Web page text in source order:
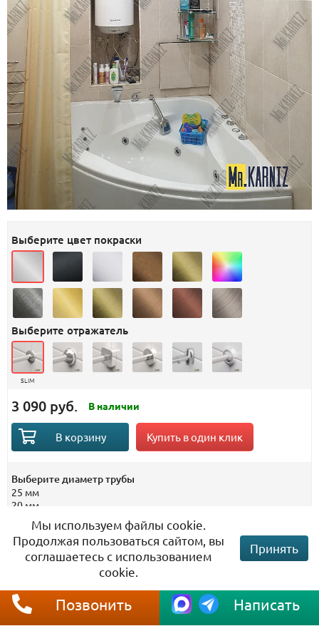
Выберите диаметр трубы
25 мм
20 мм
Гарантия от провисания!
Выберите цвет покраски
Выберите отражатель
SLIM
3 090 руб. В наличии
В корзину Купить в один клик
Материал
Нержавеющая сталь
Штанга карниза
Изготовлена из цельной
Позвонить Написать
Мы используем файлы cookie.
Продолжая пользоваться сайтом, вы
соглашаетесь с использованием
cookie.
Принять